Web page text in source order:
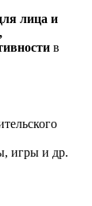
лица и
в
игры и др.